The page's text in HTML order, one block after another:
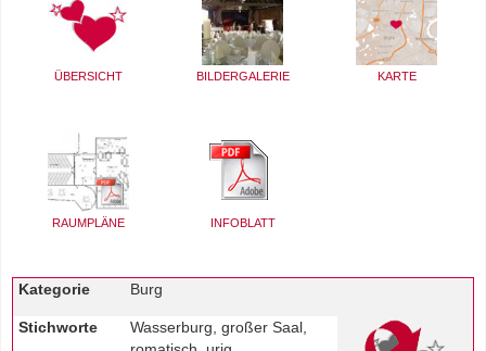
ÜBERSICHT BILDERGALERIE KARTE
RAUMPLÄNE INFOBLATT
Kategorie Burg
Stichworte
Wasserburg, großer Saal,